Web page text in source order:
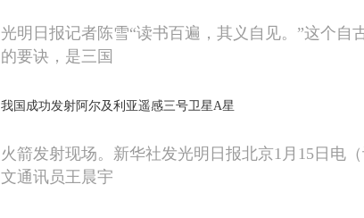
光明日报记者陈雪“读书百遍，其义自见。”这个自
的要诀，是三国
我国成功发射阿尔及利亚遥感三号卫星A星
火箭发射现场。新华社发光明日报北京1月15日电
文通讯员王晨宇